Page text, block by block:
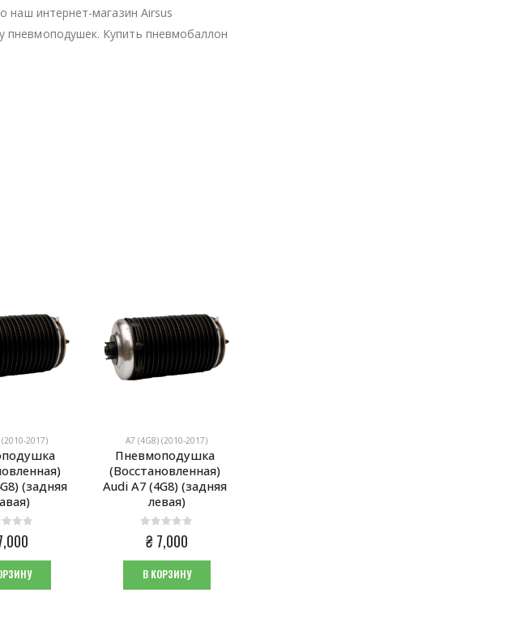
наш интернет-магазин Airsus
пневмоподушек. Купить пневмобаллон
(2010-2017)
(задняя
5
A7 (4G8) (2010-2017)
Пневмоподушка
(Восстановленная)
Audi A7 (4G8) (задняя
левая)
0из 5
₴7,000
В КОРЗИНУ